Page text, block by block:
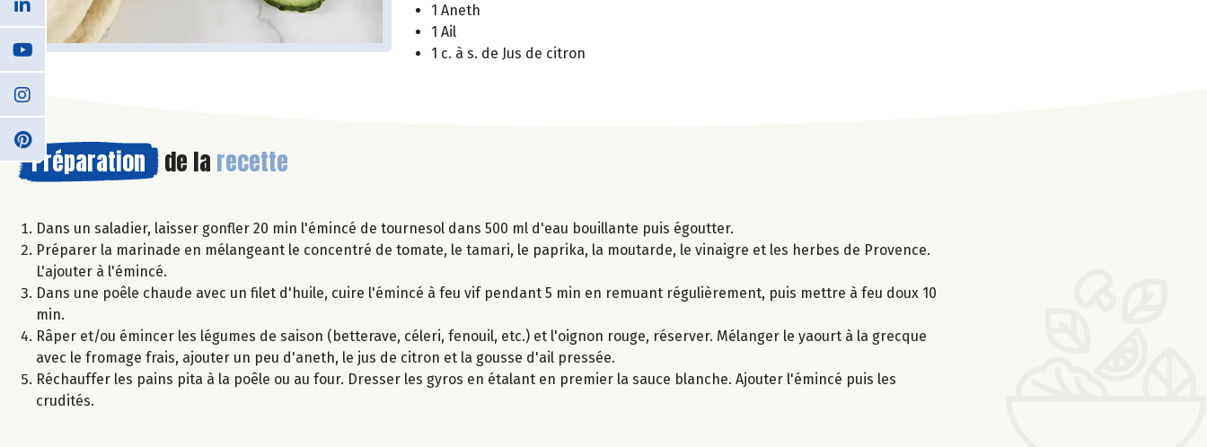
1 Aneth
1 Ail
1 c. à s. de Jus de citron
Préparation de la recette
Dans un saladier, laisser gonfler 20 min l'émincé de tournesol dans 500 ml d'eau bouillante puis égoutter.
Préparer la marinade en mélangeant le concentré de tomate, le tamari, le paprika, la moutarde, le vinaigre et les herbes de Provence.
L'ajouter à l'émincé.
Dans une poêle chaude avec un filet d'huile, cuire l'émincé à feu vif pendant 5 min en remuant régulièrement, puis mettre à feu doux 10
min.
Râper et/ou émincer les légumes de saison (betterave, céleri, fenouil, etc.) et l'oignon rouge, réserver. Mélanger le yaourt à la grecque
avec le fromage frais, ajouter un peu d'aneth, le jus de citron et la gousse d'ail pressée.
Réchauffer les pains pita à la poêle ou au four. Dresser les gyros en étalant en premier la sauce blanche. Ajouter l'émincé puis les
crudités.